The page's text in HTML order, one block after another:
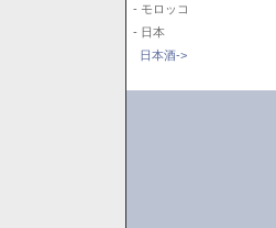
- モロッコ
- 日本
日本酒->